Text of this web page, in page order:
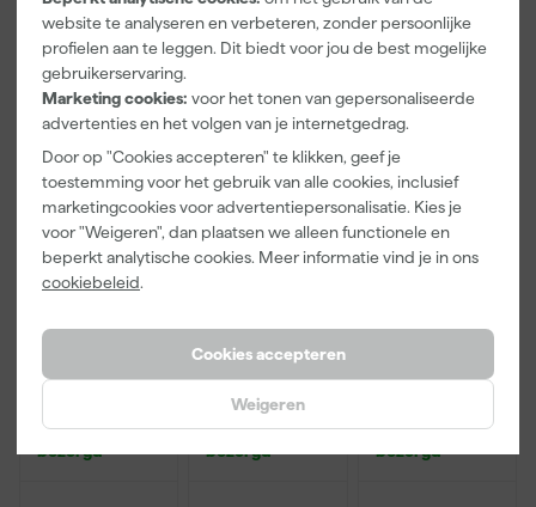
website te analyseren en verbeteren, zonder persoonlijke
profielen aan te leggen. Dit biedt voor jou de best mogelijke
gebruikerservaring.
Marketing cookies: voor het tonen van gepersonaliseerde
advertenties en het volgen van je internetgedrag.
Door op "Cookies accepteren" te klikken, geef je
toestemming voor het gebruik van alle cookies, inclusief
marketingcookies voor advertentiepersonalisatie. Kies je
voor "Weigeren", dan plaatsen we alleen functionele en
beperkt analytische cookies. Meer informatie vind je in ons
cookiebeleid.
Cookies accepteren
Weigeren
142,00
incl. BTW
68,97
incl. BTW
88,33
incl. BTW
DT3103-QZ
(10st)
Maandag
bezorgd
DeWALT
DT3105-QZ
K120 - 125mm
(10st)
Maandag
bezorgd
125mm (10st)
Maandag
bezorgd